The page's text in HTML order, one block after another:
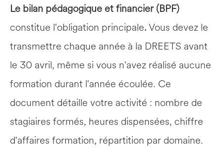
constitue l'obligation principale. Vous devez le
transmettre chaque année à la DREETS avant
le 30 avril, même si vous n'avez réalisé aucune
formation durant l'année écoulée. Ce
document détaille votre activité : nombre de
stagiaires formés, heures dispensées, chiffre
d'affaires formation, répartition par domaine.